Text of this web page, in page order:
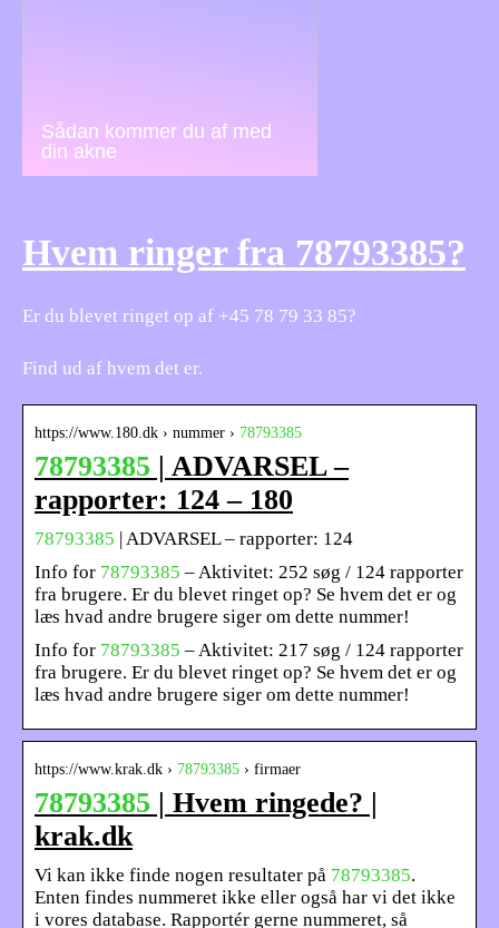
Sådan kommer du af med
din akne
Hvem ringer fra 78793385?
Er du blevet ringet op af +45 78 79 33 85?
Find ud af hvem det er.
https://www.180.dk › nummer › 78793385
78793385 | ADVARSEL –
rapporter: 124 – 180
78793385 | ADVARSEL – rapporter: 124
Info for 78793385 – Aktivitet: 252 søg / 124 rapporter
fra brugere. Er du blevet ringet op? Se hvem det er og
læs hvad andre brugere siger om dette nummer!
Info for 78793385 – Aktivitet: 217 søg / 124 rapporter
fra brugere. Er du blevet ringet op? Se hvem det er og
læs hvad andre brugere siger om dette nummer!
https://www.krak.dk › 78793385 › firmaer
78793385 | Hvem ringede? |
krak.dk
Vi kan ikke finde nogen resultater på 78793385.
Enten findes nummeret ikke eller også har vi det ikke
i vores database. Rapportér gerne nummeret, så